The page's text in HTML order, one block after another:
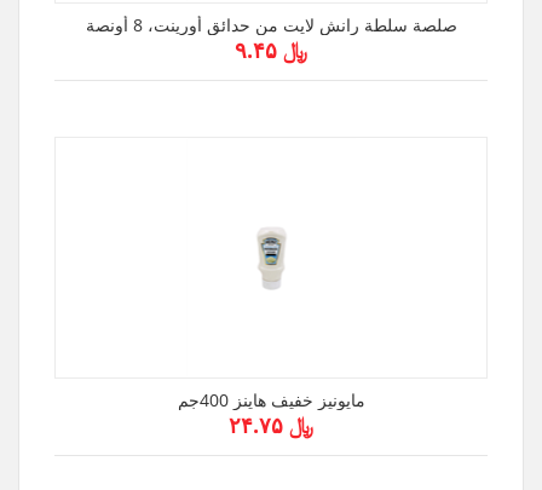
صلصة سلطة رانش لايت من حدائق أورينت، 8 أونصة
﷼ ۹.۴۵
مايونيز خفيف هاينز 400جم
﷼ ۲۴.۷۵